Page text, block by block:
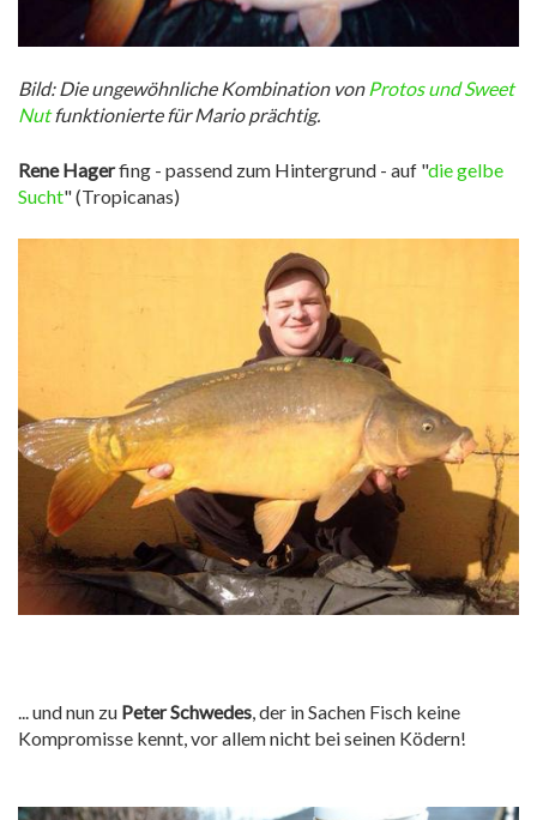
Bild: Die ungewöhnliche Kombination von Protos und Sweet
Nutfunktionierte für Mario prächtig.
Rene Hagerfing - passend zum Hintergrund - auf "die gelbe
Sucht" (Tropicanas)
... und nun zu Peter Schwedes , der in Sachen Fisch keine
Kompromisse kennt, vor allem nicht bei seinen Ködern!